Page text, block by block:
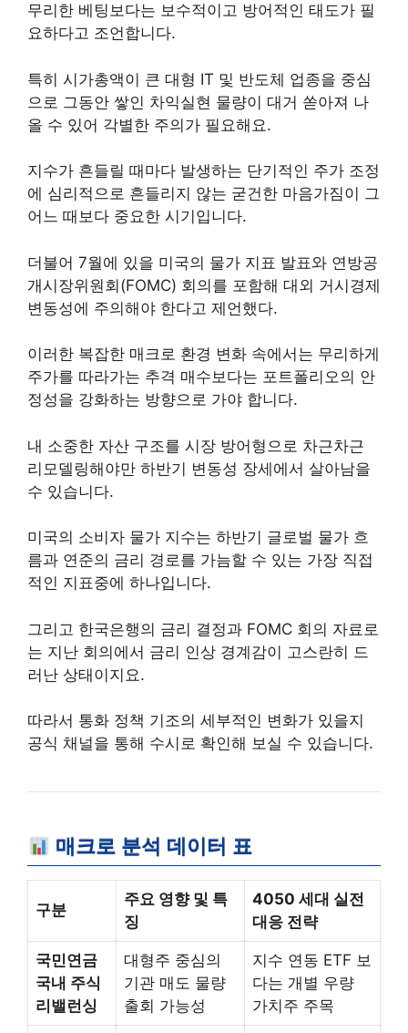
무리한 베팅보다는 보수적이고 방어적인 태도가 필
요하다고 조언합니다.
특히 시가총액이 큰 대형 IT 및 반도체 업종을 중심
으로 그동안 쌓인 차익실현 물량이 대거 쏟아져 나
올 수 있어 각별한 주의가 필요해요.
지수가 흔들릴 때마다 발생하는 단기적인 주가 조정
에 심리적으로 흔들리지 않는 굳건한 마음가짐이 그
어느 때보다 중요한 시기입니다.
더불어 7월에 있을 미국의 물가 지표 발표와 연방공
개시장위원회(FOMC) 회의를 포함해 대외 거시경제
변동성에 주의해야 한다고 제언했다.
이러한 복잡한 매크로 환경 변화 속에서는 무리하게
주가를 따라가는 추격 매수보다는 포트폴리오의 안
정성을 강화하는 방향으로 가야 합니다.
내 소중한 자산 구조를 시장 방어형으로 차근차근
리모델링해야만 하반기 변동성 장세에서 살아남을
수 있습니다.
미국의 소비자 물가 지수는 하반기 글로벌 물가 흐
름과 연준의 금리 경로를 가늠할 수 있는 가장 직접
적인 지표중에 하나입니다.
그리고 한국은행의 금리 결정과 FOMC 회의 자료로
는 지난 회의에서 금리 인상 경계감이 고스란히 드
러난 상태이지요.
따라서 통화 정책 기조의 세부적인 변화가 있을지
공식 채널을 통해 수시로 확인해 보실 수 있습니다.
매크로 분석 데이터 표
구분
주요 영향 및 특
징
4050 세대 실전
대응 전략
국민연금
국내 주식
리밸런싱
대형주 중심의
기관 매도 물량
출회 가능성
지수 연동 ETF 보
다는 개별 우량
가치주 주목